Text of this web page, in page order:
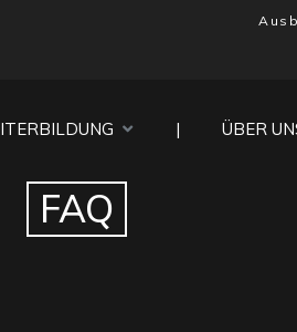
| ÜBER
FAQ